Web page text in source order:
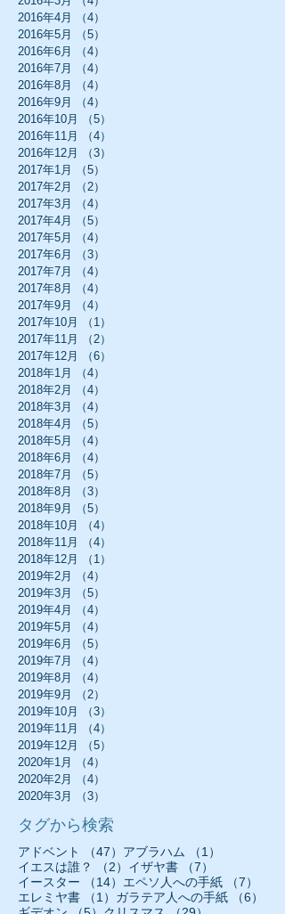
2016年4月
（4）
2016年5月
（5）
2016年6月
（4）
2016年7月
（4）
2016年8月
（4）
2016年9月
（4）
2016年10月
（5）
2016年11月
（4）
2016年12月
（3）
2017年1月
（5）
2017年2月
（2）
2017年3月
（4）
2017年4月
（5）
2017年5月
（4）
2017年6月
（3）
2017年7月
（4）
2017年8月
（4）
2017年9月
（4）
2017年10月
（1）
2017年11月
（2）
2017年12月
（6）
2018年1月
（4）
2018年2月
（4）
2018年3月
（4）
2018年4月
（5）
2018年5月
（4）
2018年6月
（4）
2018年7月
（5）
2018年8月
（3）
2018年9月
（5）
2018年10月
（4）
2018年11月
（4）
2018年12月
（1）
2019年2月
（4）
2019年3月
（5）
2019年4月
（4）
2019年5月
（4）
2019年6月
（5）
2019年7月
（4）
2019年8月
（4）
2019年9月
（2）
2019年10月
（3）
2019年11月
（4）
2019年12月
（5）
2020年1月
（4）
2020年2月
（4）
2020年3月
（3）
タグから検索
アドベント （47） 47件の記事
アブラハム （1）
イエスは誰？
（2） 2件の記事
イザヤ書 （7）
イースター
（14） 14件の記事
エペソ人への手紙 （7）
エレミヤ書
（1） 1件の記事
ガラテア人への手紙 （6）